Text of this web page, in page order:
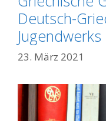
Deutsch-
23. März 2021